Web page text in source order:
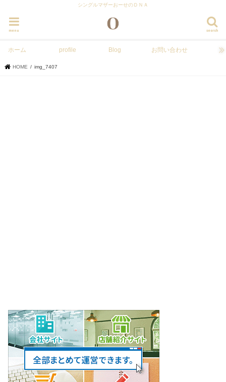
シングルマザーおーせのＤＮＡ
search
menu
ホーム profile Blog お問い合わせ
HOME img_7407